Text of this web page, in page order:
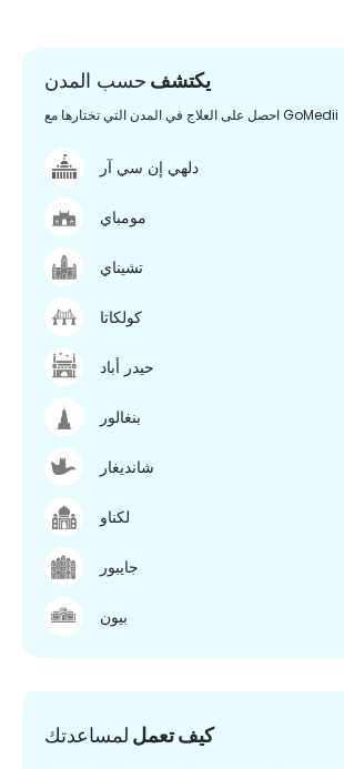
يكتشف حسب المدن
احصل على العلاج في المدن التي تختارها مع GoMedii
دلهي إن سي آر
مومباي
تشيناي
كولكاتا
حيدر أباد
بنغالور
شانديغار
لكناو
جايبور
بيون
كيف تعمل لمساعدتك